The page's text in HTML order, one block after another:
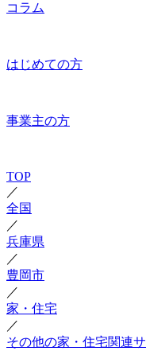
コラム
はじめての方
事業主の方
TOP
／
全国
／
兵庫県
／
豊岡市
／
家・住宅
／
その他の家・住宅関連